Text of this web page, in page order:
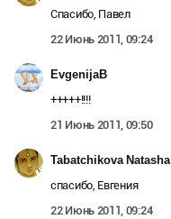
Спасибо, Павел
22 Июнь 2011, 09:24
EvgenijaB
+++++!!!!
21 Июнь 2011, 09:50
Tabatchikova Natasha
спасибо, Евгения
22 Июнь 2011, 09:24